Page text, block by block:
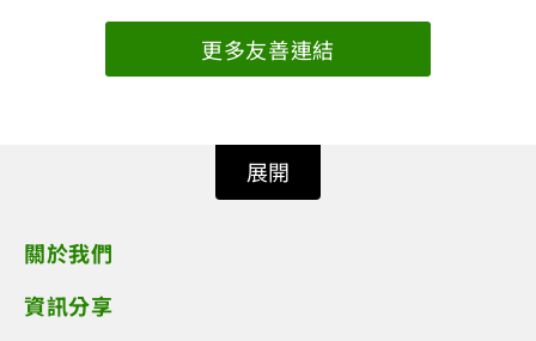
更多友善連結
展開
關於我們
資訊分享